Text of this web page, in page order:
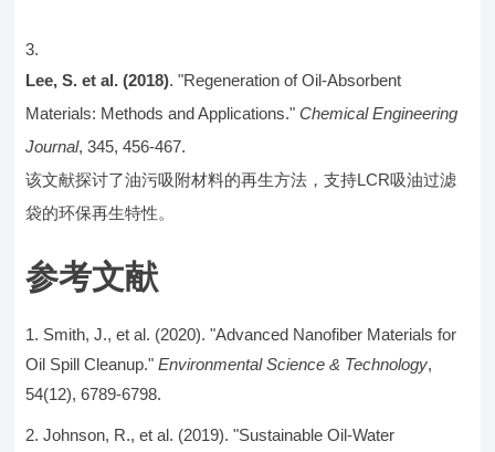
Lee, S. et al. (2018). "Regeneration of Oil-Absorbent
Materials: Methods and Applications."Chemical Engineering
Journal, 345, 456-467.
该文献探讨了油污吸附材料的再生方法，支持LCR吸油过滤
袋的环保再生特性。
参考文献
Smith, J., et al. (2020). "Advanced Nanofiber Materials for
Oil Spill Cleanup."Environmental Science & Technology,
54(12), 6789-6798.
Johnson, R., et al. (2019). "Sustainable Oil-Water